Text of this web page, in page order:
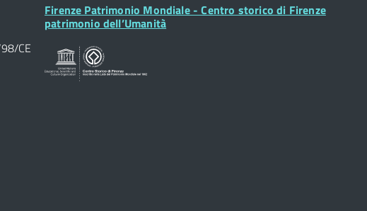
CE
Footer
Widget
Firenze Patrimonio Mondiale - Centro storico di Firenze
patrimonio dell’Umanità